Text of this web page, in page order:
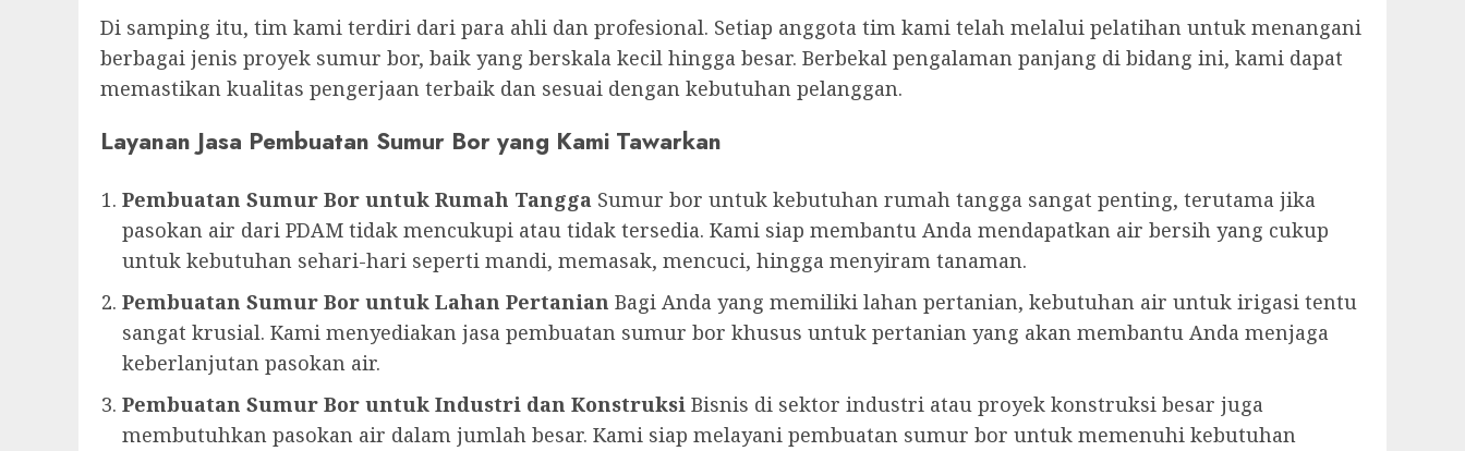
Di samping itu, tim kami terdiri dari para ahli dan profesional. Setiap anggota tim kami telah melalui pelatihan untuk menangani
berbagai jenis proyek sumur bor, baik yang berskala kecil hingga besar. Berbekal pengalaman panjang di bidang ini, kami dapat
memastikan kualitas pengerjaan terbaik dan sesuai dengan kebutuhan pelanggan.
Layanan Jasa Pembuatan Sumur Bor yang Kami Tawarkan
Pembuatan Sumur Bor untuk Rumah Tangga Sumur bor untuk kebutuhan rumah tangga sangat penting, terutama jika
pasokan air dari PDAM tidak mencukupi atau tidak tersedia. Kami siap membantu Anda mendapatkan air bersih yang cukup
untuk kebutuhan sehari-hari seperti mandi, memasak, mencuci, hingga menyiram tanaman.
Pembuatan Sumur Bor untuk Lahan Pertanian Bagi Anda yang memiliki lahan pertanian, kebutuhan air untuk irigasi tentu
sangat krusial. Kami menyediakan jasa pembuatan sumur bor khusus untuk pertanian yang akan membantu Anda menjaga
keberlanjutan pasokan air.
Pembuatan Sumur Bor untuk Industri dan Konstruksi Bisnis di sektor industri atau proyek konstruksi besar juga
membutuhkan pasokan air dalam jumlah besar. Kami siap melayani pembuatan sumur bor untuk memenuhi kebutuhan